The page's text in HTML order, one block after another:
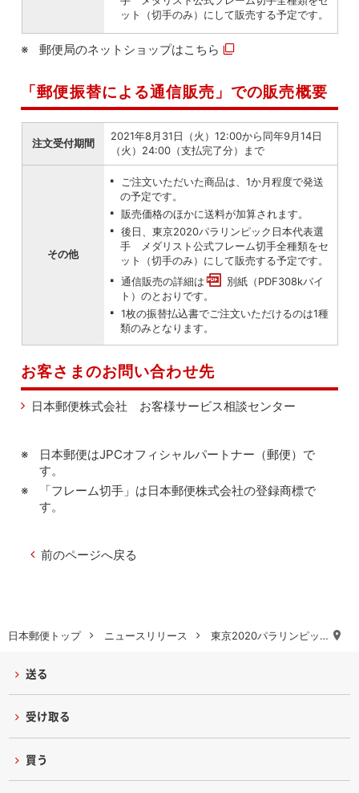
日本郵便トップ ニュースリリース 東京2020パラリンピッ…
ット（切手のみ）にして販売する予定です。
郵便局のネットショップはこちら
「郵便振替による通信販売」での販売概要
注文受付期間
2021年8月31日（火）12:00から同年9月14日
（火）24:00（支払完了分）まで
その他
ご注文いただいた商品は、1か月程度で発送
の予定です。
販売価格のほかに送料が加算されます。
後日、東京2020パラリンピック日本代表選
手 メダリスト公式フレーム切手全種類をセ
ット（切手のみ）にして販売する予定です。
通信販売の詳細は
別紙（PDF308kバイ
ト）のとおりです。
1枚の振替払込書でご注文いただけるのは1種
類のみとなります。
お客さまのお問い合わせ先
日本郵便株式会社 お客様サービス相談センター
日本郵便はJPCオフィシャルパートナー（郵便）で
す。
「フレーム切手」は日本郵便株式会社の登録商標で
す。
前のページへ戻る
送る
受け取る
買う